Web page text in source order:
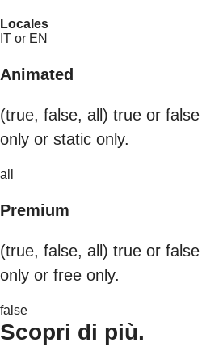
Locales
IT or EN
Animated
(true, false, all) true or
only or static only.
all
Premium
(true, false, all) true or
only or free only.
false
Scopri di più.